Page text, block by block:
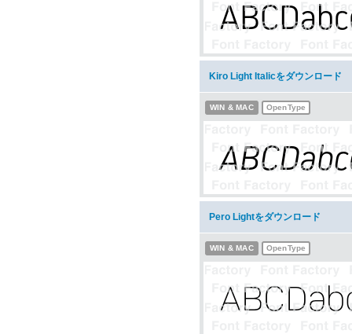
Kiro Light Italicをダウンロード
WIN & MAC OpenType
Pero Lightをダウンロード
WIN & MAC OpenType